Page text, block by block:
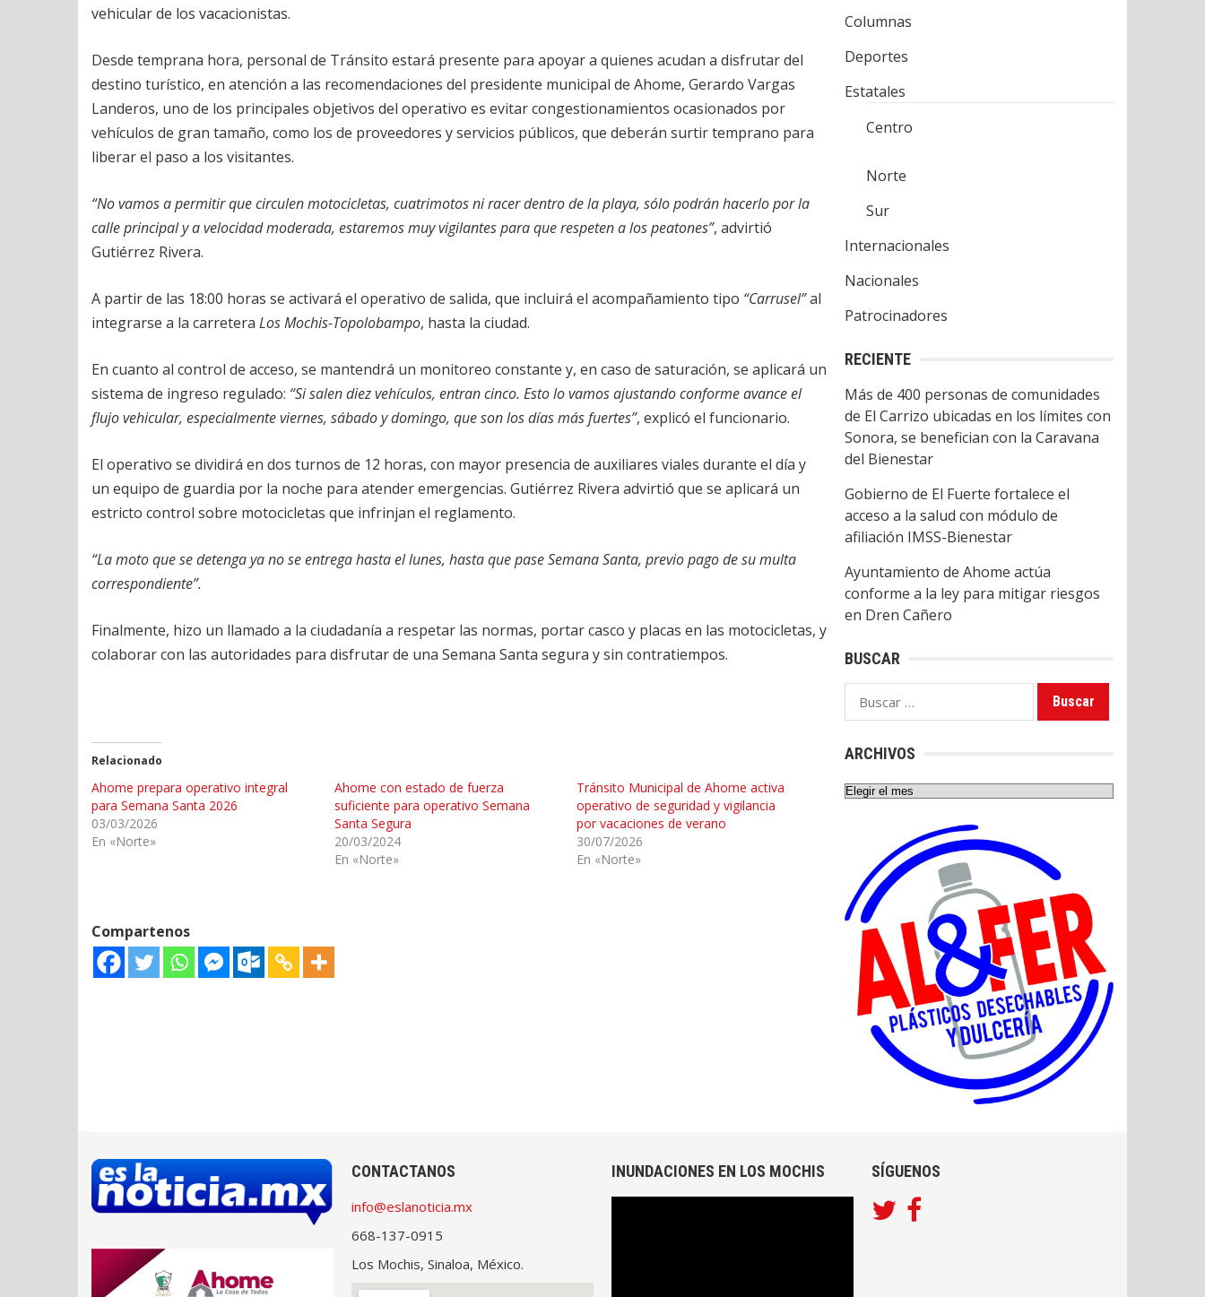
vehicular de los vacacionistas.
Desde temprana hora, personal de Tránsito estará presente para apoyar a quienes acudan a disfrutar del
destino turístico, en atención a las recomendaciones del presidente municipal de Ahome, Gerardo Vargas
Landeros, uno de los principales objetivos del operativo es evitar congestionamientos ocasionados por
vehículos de gran tamaño, como los de proveedores y servicios públicos, que deberán surtir temprano para
liberar el paso a los visitantes.
“No vamos a permitir que circulen motocicletas, cuatrimotos ni racer dentro de la playa, sólo podrán hacerlo por la
calle principal y a velocidad moderada, estaremos muy vigilantes para que respeten a los peatones”, advirtió
Gutiérrez Rivera.
A partir de las 18:00 horas se activará el operativo de salida, que incluirá el acompañamiento tipo “Carrusel”al
integrarse a la carretera Los Mochis-Topolobampo, hasta la ciudad.
En cuanto al control de acceso, se mantendrá un monitoreo constante y, en caso de saturación, se aplicará un
sistema de ingreso regulado: “Si salen diez vehículos, entran cinco. Esto lo vamos ajustando conforme avance el
flujo vehicular, especialmente viernes, sábado y domingo, que son los días más fuertes”, explicó el funcionario.
El operativo se dividirá en dos turnos de 12 horas, con mayor presencia de auxiliares viales durante el día y
un equipo de guardia por la noche para atender emergencias. Gutiérrez Rivera advirtió que se aplicará un
estricto control sobre motocicletas que infrinjan el reglamento.
“La moto que se detenga ya no se entrega hasta el lunes, hasta que pase Semana Santa, previo pago de su multa
correspondiente”.
Finalmente, hizo un llamado a la ciudadanía a respetar las normas, portar casco y placas en las motocicletas, y
colaborar con las autoridades para disfrutar de una Semana Santa segura y sin contratiempos.
Relacionado
Ahome prepara operativo integral
para Semana Santa 2026
03/03/2026
En «Norte»
Ahome con estado de fuerza
suficiente para operativo Semana
Santa Segura
20/03/2024
En «Norte»
Tránsito Municipal de Ahome activa
operativo de seguridad y vigilancia
por vacaciones de verano
30/07/2026
En «Norte»
Compartenos
Columnas
Deportes
Estatales
Centro
Norte
Sur
Internacionales
Nacionales
Patrocinadores
RECIENTE
Más de 400 personas de comunidades
de El Carrizo ubicadas en los límites con
Sonora, se benefician con la Caravana
del Bienestar
Gobierno de El Fuerte fortalece el
acceso a la salud con módulo de
afiliación IMSS-Bienestar
Ayuntamiento de Ahome actúa
conforme a la ley para mitigar riesgos
en Dren Cañero
BUSCAR
Buscar:
ARCHIVOS
Archivos
CONTACTANOS
info@eslanoticia.mx
668-137-0915
Los Mochis, Sinaloa, México.
INUNDACIONES EN LOS MOCHIS SÍGUENOS